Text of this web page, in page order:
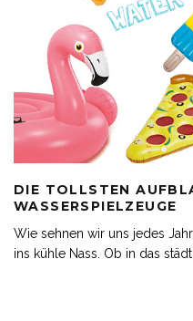
DIE TOLLSTEN
WASSERSPIELZEUGE
Wie sehnen wir uns jedes
ins kühle Nass. Ob in das